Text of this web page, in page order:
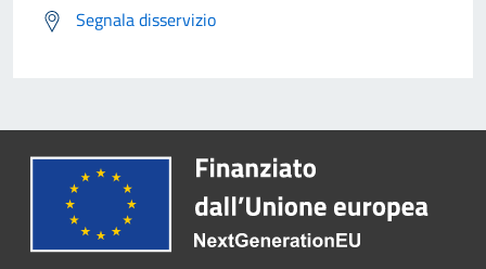
Segnala disservizio